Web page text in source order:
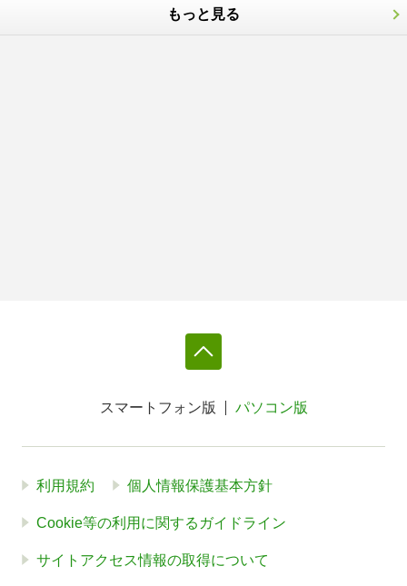
もっと見る
スマートフォン版 パソコン版
利用規約 個人情報保護基本方針
Cookie等の利用に関するガイドライン
サイトアクセス情報の取得について